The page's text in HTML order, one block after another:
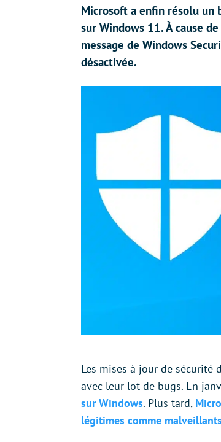
Microsoft a enfin résolu
sur Windows 11. À cause
message de Windows
désactivée.
Les mises à jour de sécurité
avec leur lot de bugs. En
sur Windows. Plus tard,
légitimes comme